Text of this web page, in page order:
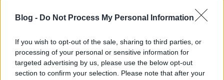
Blog - Do Not Process My Personal Information
If you wish to opt-out of the sale, sharing to third parties, or
processing of your personal or sensitive information for
targeted advertising by us, please use the below opt-out
section to confirm your selection. Please note that after your
00:50:00 - A hét legviccesebb híre
Elindult a támogatói oldalunk is: ha szeretnél
hozzájárulni a podcast megjelenéséhez, akkor